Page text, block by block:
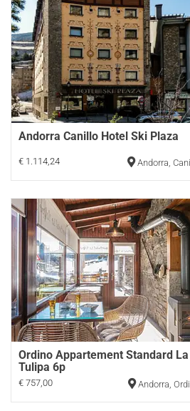
Andorra Canillo Hotel Ski Plaza
€ 1.114,24 Andorra,
Ordino Appartement Standard La
Tulipa 6p
€ 757,00 Andorra,